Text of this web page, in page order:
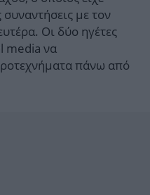
με τον
Οι δύο ηγέτες
media να
πάνω από